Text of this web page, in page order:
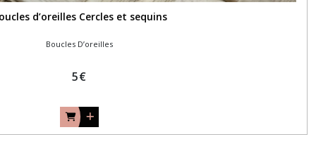
d’oreilles Cercles et sequins
Boucles D’oreilles
5€